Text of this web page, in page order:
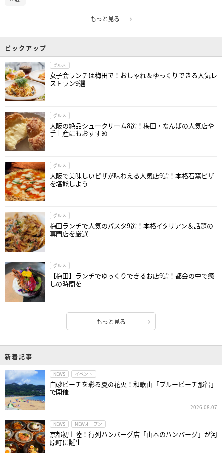
もっと見る
ピックアップ
グルメ
女子会ランチは梅田で！おしゃれ＆ゆっくりできる人気レ
ストラン9選
グルメ
大阪の絶品シュークリーム8選！梅田・なんばの人気店や
手土産にもおすすめ
グルメ
大阪で美味しいピザが味わえる人気店9選！本格石窯ピザ
を堪能しよう
グルメ
梅田ランチで人気のパスタ9選！本格イタリアン＆話題の
専門店を厳選
グルメ
【梅田】ランチでゆっくりできるお店9選！都会の中で癒
しの時間を
もっと見る
新着記事
NEWS イベント
白砂ビーチを彩る夏の花火！和歌山「ブルービーチ那智」
で開催
2026.08.07
NEWS NEWオープン
京都初上陸！行列ハンバーグ店「山本のハンバーグ」が河
原町に誕生